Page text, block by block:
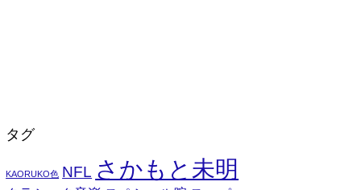
タグ
KAORUKO色 NFL さかもと未明